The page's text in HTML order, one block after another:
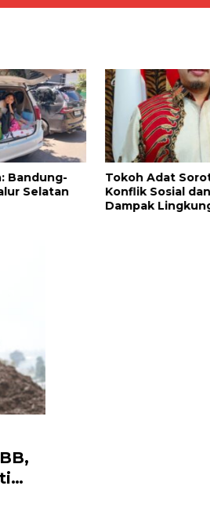
Bandung-
Selatan
Tokoh Adat
Konflik Sosial
Dampak Lingkungan